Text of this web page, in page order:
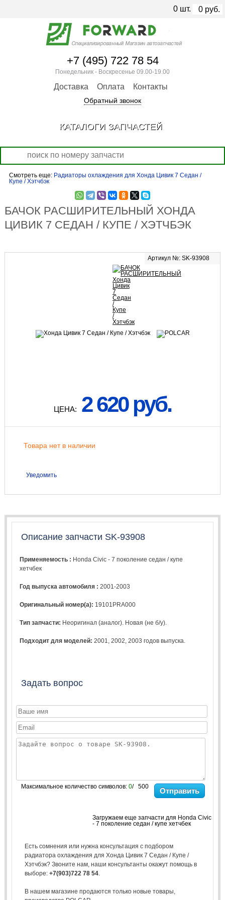
Смотреть еще: Радиаторы охлаждения для Хонда Цивик 7 Седан /
Купе / Хэтчбэк
БАЧОК РАСШИРИТЕЛЬНЫЙ ХОНДА
ЦИВИК 7 СЕДАН / КУПЕ / ХЭТЧБЭК
Артикул №: SK-93908
ЦЕНА: 2 620 руб.
Товара нет в наличии
Уведомить
Описание запчасти SK-93908
Применяемость : Honda Civic - 7 поколение седан / купе
хетчбек
Год выпуска автомобиля :2001-2003
Оригинальный номер(а): 19101PRA000
Тип запчасти: Неоригинал (аналог). Новая (не б/у).
Подходит для моделей: 2001 ,2002 ,2003 годов выпуска.
Задать вопрос
Максимальное количество символов: 0/ 500 Отправить
Загружаем еще запчасти для Honda Civic
- 7 поколение седан / купе хетчбек
Есть сомнения или нужна консультация с подбором
радиатора охлаждения для Хонда Цивик 7 Седан / Купе /
Хэтчбэк? Звоните нам, наши консультанты окажут помощь в
выборе: +7(903)722 78 54.
В нашем магазине продаются только новые товары,
+7 (495) 722 78 54
Понедельник - Воскресенье 09.00-19.00
Доставка Оплата Контакты
Обратный звонок
0 шт. 0 руб.
КАТАЛОГИ ЗАПЧАСТЕЙ